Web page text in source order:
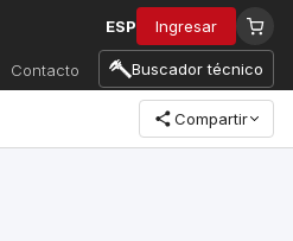
ESP Ingresar
Contacto Buscador técnico
Compartir